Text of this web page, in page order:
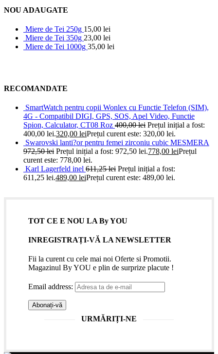
NOU ADAUGATE
Miere de Tei 250g 15,00 lei
Miere de Tei 350g 23,00 lei
Miere de Tei 1000g 35,00 lei
RECOMANDATE
SmartWatch pentru copii Wonlex cu Functie Telefon (SIM),
4G - Compatibil DIGI, GPS, SOS, Apel Video, Functie
Spion, Calculator, CT08 Roz 400,00lei Prețul inițial a fost:
400,00 lei.320,00 leiPrețul curent este: 320,00 lei.
Swarovski lanti?or pentru femei zirconiu cubic MESMERA
972,50lei Prețul inițial a fost: 972,50 lei.778,00 leiPrețul
curent este: 778,00 lei.
Karl Lagerfeld inel 611,25lei Prețul inițial a fost:
611,25 lei.489,00 leiPrețul curent este: 489,00 lei.
TOT CE E NOU LA By YOU
INREGISTRAȚI-VĂ LA NEWSLETTER
Fii la curent cu cele mai noi Oferte si Promotii.
Magazinul By YOU e plin de surprize placute !
Email address:
URMĂRIȚI-NE